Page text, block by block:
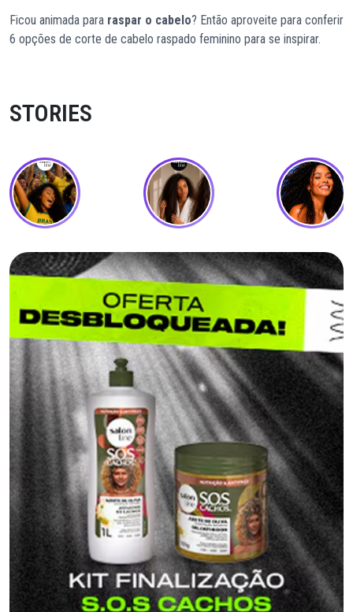
Ficou animada para raspar o cabelo? Então aproveite para conferir
6 opções de corte de cabelo raspado feminino para se inspirar.
STORIES